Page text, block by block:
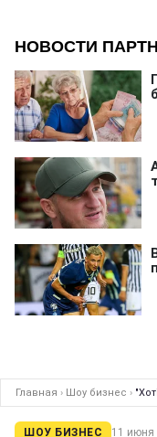
Главная › Шоу бизнес ›
ШОУ БИЗНЕС 11 июня